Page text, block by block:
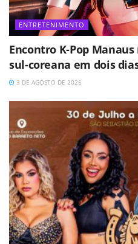
ENTRETENIMENTO
Encontro K-Pop
sul-coreana em dois
3 DE AGOSTO DE 2026